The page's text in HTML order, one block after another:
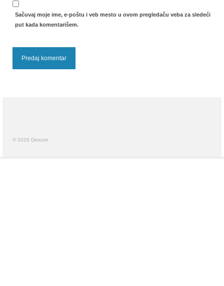
Sačuvaj moje ime, e-poštu i veb mesto u ovom pregledaču veba za sledeći
put kada komentarišem.
© 2026 Detozin